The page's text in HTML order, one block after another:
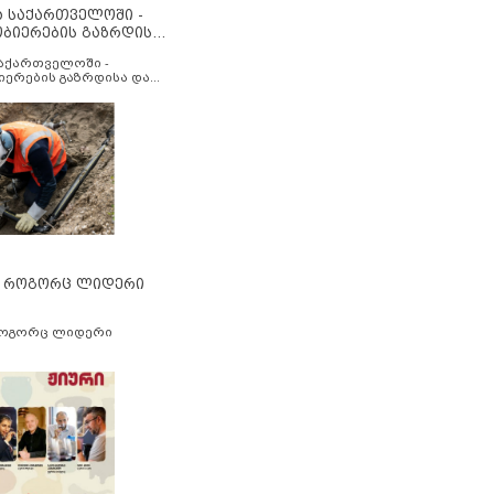
საქართველოში -
გაზრდისა
-
გაზრდისა და
როგორც ლიდერი
ლიდერი